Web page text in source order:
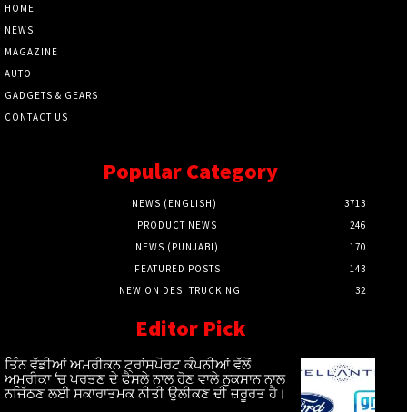
HOME
NEWS
MAGAZINE
AUTO
GADGETS & GEARS
CONTACT US
Popular Category
NEWS (ENGLISH)
3713
PRODUCT NEWS
246
NEWS (PUNJABI)
170
FEATURED POSTS
143
NEW ON DESI TRUCKING
32
Editor Pick
ਤਿੰਨ ਵੱਡੀਆਂ ਅਮਰੀਕਨ ਟ੍ਰਾਂਸਪੋਰਟ ਕੰਪਨੀਆਂ ਵੱਲੋਂ
ਅਮਰੀਕਾ ‘ਚ ਪਰਤਣ ਦੇ ਫੈਸਲੇ ਨਾਲ ਹੋਣ ਵਾਲੇ ਨੁਕਸਾਨ ਨਾਲ
ਨਜਿੱਠਣ ਲਈ ਸਕਾਰਾਤਮਕ ਨੀਤੀ ਉਲੀਕਣ ਦੀ ਜ਼ਰੂਰਤ ਹੈ।